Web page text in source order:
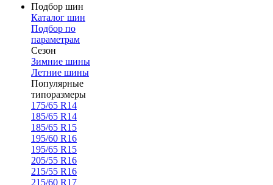
Подбор шин
Каталог шин
Подбор по
параметрам
Сезон
Зимние шины
Летние шины
Популярные
типоразмеры
175/65 R14
185/65 R14
185/65 R15
195/60 R16
195/65 R15
205/55 R16
215/55 R16
215/60 R17